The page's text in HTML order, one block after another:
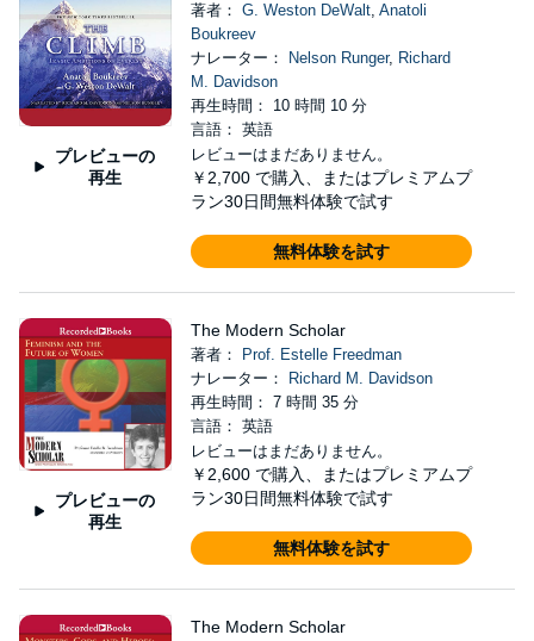
プレビューの
再生
著者： G. Weston DeWalt, Anatoli
Boukreev
ナレーター：
Nelson Runger, Richard
M. Davidson
再生時間： 10 時間 10 分
言語： 英語
レビューはまだありません。
￥2,700 で購入、またはプレミアムプ
ラン30日間無料体験で試す
無料体験を試す
プレビューの
再生
The Modern Scholar
著者：
Prof. Estelle Freedman
ナレーター：
Richard M. Davidson
再生時間： 7 時間 35 分
言語： 英語
レビューはまだありません。
￥2,600 で購入、またはプレミアムプ
ラン30日間無料体験で試す
無料体験を試す
The Modern Scholar